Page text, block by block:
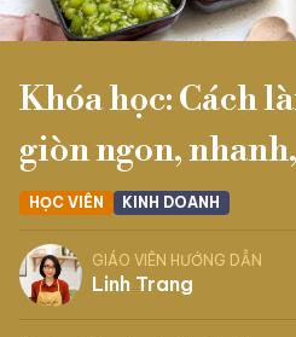
Khóa học: Cách
giòn ngon,
HỌC VIÊN KINH DOANH
GIÁO VIÊN HƯỚNG DẪN
Linh Trang